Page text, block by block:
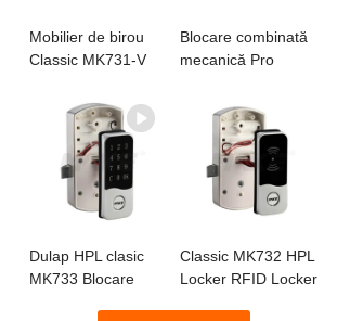
Mobilier de birou
Classic MK731-V
Blocare
Blocare combinată
mecanică Pro
Dulap HPL clasic
MK733 Blocare
Classic MK732 HPL
Locker RFID Locker